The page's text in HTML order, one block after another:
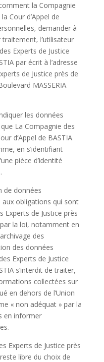
la Compagnie
Cour d’Appel de
demander à
l’utilisateur
Experts de Justice
par écrit à l’adresse
de Justice près de
MASSERIA
les données
La Compagnie des
d’Appel de BASTIA
en s’identifiant
pièce d’identité
de données
obligations qui sont
Experts de Justice près
par la loi, notamment en
des
des données
Experts de Justice
s’interdit de traiter,
collectées sur
en dehors de l’Union
« non adéquat » par la
en informer
Experts de Justice près
libre du choix de